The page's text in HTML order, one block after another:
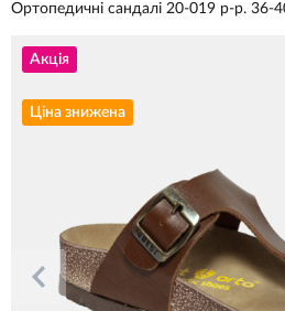
Ортопедичні сандалі 20-019 р-р. 36-
Акція
Ціна знижена